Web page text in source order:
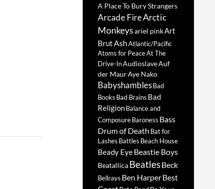
A Place To Bury Strangers
Arcade FireArctic
Monkeysariel pinkArt
BrutAshAtlantic/Pacific
Atoms for PeaceAt The
Drive-InAudioslaveAuf
der MaurAye Nako
BabyshamblesBad
Books Bad Brains Bad
ReligionBalance and
ComposureBaroness Bass
Drum of Death Bat for
Lashes Battles Beach House
Beady EyeBeastie Boys
BeatallicaBeatlesBeck
Bellrays Ben HarperBest